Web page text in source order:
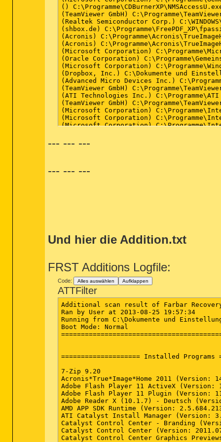
--- --- ---
--- --- ---
Und hier die Addition.txt
FRST Additions Logfile:
Code: Alles auswählen Aufklappen
ATTFilter
Additional scan result of Farbar Recovery Scan Tool (x86) Version: 25-08-2013 02
Ran by User at 2013-08-25 19:57:34
Running from C:\Dokumente und Einstellungen\User\Desktop
Boot Mode: Normal
==========================================================


==================== Installed Programs =======================

7-Zip 9.20
Acronis*True*Image*Home 2011 (Version: 14.0.6696)
Adobe Flash Player 11 ActiveX (Version: 11.8.800.94)
Adobe Flash Player 11 Plugin (Version: 11.8.800.94)
Adobe Reader X (10.1.7) - Deutsch (Version: 10.1.7)
AMD APP SDK Runtime (Version: 2.5.684.213)
ATI Catalyst Install Manager (Version: 3.0.833.0)
Catalyst Control Center - Branding (Version: 1.00.0000)
Catalyst Control Center (Version: 2011.0707.2315.39839)
Catalyst Control Center Graphics Previews Common (Version: 2011.0707.2315.39839)
Catalyst Control Center InstallProxy (Version: 2011.0707.2315.39839)
CCC Help English (Version: 2011.0707.2314.39839)
ccc-utility (Version: 2011.0707.2315.39839)
CCleaner (Version: 3.10)
CDBurnerXP (Version: 4.3.8.2523)
Compatibility Pack für 2007 Office System (Version: 12.0.6612.1000)
DiskMax 4.56 (Version: 4.56)
Dropbox (HKCU Version: 2.0.22)
Enable S3 for USB Device
FileZilla Client 3.5.0 (Version: 3.5.0)
FreePDF (Remove only)
GPL Ghostscript 9.01
Hotfix für Windows XP (KB2756822) (Version: 1)
Hotfix für Windows XP (KB2779562) (Version: 1)
IrfanView (remove only) (Version: 4.28)
Java 7 Update 25 (Version: 7.0.250)
Java Auto Updater (Version: 2.1.9.5)
Junk Mail filter update (Version: 14.0.8117.416)
Kabel Deutschland Installations-Software (Version: 3.5.0.193)
Microsoft .NET Framework 2.0 Service Pack 2 (Version: 2.2.30729)
Microsoft .NET Framework 2.0 Service Pack 2 Language Pack - DEU (Version: 2.2.30729)
Microsoft .NET Framework 3.0 Service Pack 2 (Version: 3.2.30729)
Microsoft .NET Framework 3.0 Service Pack 2 Language Pack - DEU (Version: 3.2.30729)
Microsoft .NET Framework 3.5 Language Pack SP1 - DEU
Microsoft .NET Framework 3.5 Language Pack SP1 - deu (Version: 3.5.30729)
Microsoft .NET Framework 3.5 SP1
Microsoft .NET Framework 3.5 SP1 (Version: 3.5.30729)
Microsoft .NET Framework 4 Client Profile (Version: 4.0.30319)
Microsoft .NET Framework 4 Client Profile DEU Language Pack (Version: 4.0.30319)
Microsoft Application Error Reporting (Version: 12.0.6012.5000)
Microsoft Choice Guard (Version: 2.0.48.0)
Microsoft Default Manager (Version: 2.2.114.0)
Microsoft Office 2007 Service Pack 3 (SP3)
Microsoft Office Access 2007 (Version: 12.0.6612.1000)
Microsoft Office Access MUI (German) 2007 (Version: 12.0.6612.1000)
Microsoft Office File Validation Add-In (Version: 14.0.5130.5003)
Microsoft Office Live Add-in 1.5 (Version: 2.0.4024.1)
Microsoft Office Outlook Connector (Version: 12.0.6423.1000)
Microsoft Office Proof (English) 2007 (Version: 12.0.6612.1000)
Microsoft Office Proof (French) 2007 (Version: 12.0.6612.1000)
Microsoft Office Proof (German) 2007 (Version: 12.0.6612.1000)
Microsoft Office Proof (Italian) 2007 (Version: 12.0.6612.1000)
Microsoft Office Proofing (German) 2007 (Version: 12.0.4518.1014)
Microsoft Office Proofing Tools 2007 Service Pack 3 (SP3)
Microsoft Office Shared MUI (German) 2007 (Version: 12.0.6612.1000)
Microsoft Office Small Business Edition 2003 (Version: 11.0.8173.0)
Microsoft Security Client (Version: 4.3.0215.0)
Microsoft Security Essentials (Version: 4.3.215.0)
Microsoft Silverlight (Version: 5.1.20513.0)
Microsoft Software Update for Web Folders  (German) 12 (Version: 12.0.6612.1000)
Microsoft SQL Server 2005 Compact Edition [ENU] (Version: 3.1.0000)
Microsoft Sync Framework Runtime Native v1.0 (x86) (Version: 1.0.1215.0)
Microsoft Sync Framework Services Native v1.0 (x86) (Version: 1.0.1215.0)
Mozilla Firefox 23.0.1 (x86 de) (Version: 23.0.1)
Mozilla Maintenance Service (Version: 23.0.1)
MSVCRT (Version: 14.0.1468.721)
MSXML 6 Service Pack 2 (KB973686) (Version: 6.20.2003.0)
Nokia Maps 3D browser plugin for Internet Explorer (5.10.3.0) (HKCU Version: 5.10.3.0)
Notepad++ (Version: 5.9)
Plus Pack für Acronis True Image Home 2011 (Version: 14.0.6696)
REALTEK GbE & FE Ethernet PCI-E NIC Driver (Version: 1.16.0000)
Realtek High Definition Audio Driver (Version: 5.10.0.6343)
RedMon - Redirection Port Monitor
Segoe UI (Version: 14.0.4327.805)
Sicherheitsupdate für Windows Internet Explorer 8 (KB2497640) (Version: 1)
Sicherheitsupdate für Windows Internet Explorer 8 (KB2510531) (Version: 1)
Sicherheitsupdate für Windows Internet Explorer 8 (KB2530548) (Version: 1)
Sicherheitsupdate für Windows Internet Explorer 8 (KB2544521) (Version: 1)
Sicherheitsupdate für Windows Internet Explorer 8 (KB2559049) (Version: 1)
Sicherheitsupdate für Windows Internet Explorer 8 (KB2586448) (Version: 1)
Sicherheitsupdate für Windows Internet Explorer 8 (KB2618444) (Version: 1)
Sicherheitsupdate für Windows Internet Explorer 8 (KB2647516) (Version: 1)
Sicherheitsupdate für Windows Internet Explorer 8 (KB2675157)